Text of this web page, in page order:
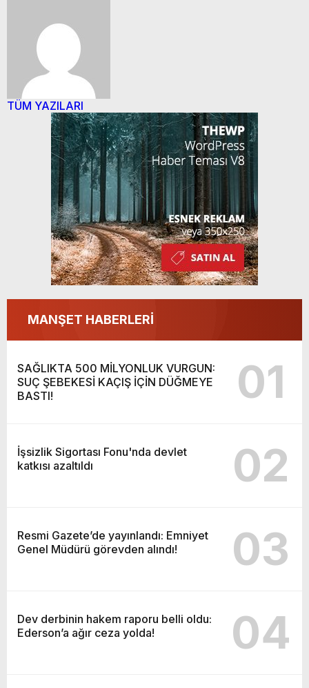
TÜM YAZILARI
MANŞET HABERLERİ
SAĞLIKTA 500 MİLYONLUK VURGUN:
SUÇ ŞEBEKESİ KAÇIŞ İÇİN DÜĞMEYE
BASTI!
01
İşsizlik Sigortası Fonu'nda devlet
katkısı azaltıldı
02
Resmi Gazete’de yayınlandı: Emniyet
Genel Müdürü görevden alındı!
03
Dev derbinin hakem raporu belli oldu:
Ederson’a ağır ceza yolda!
04